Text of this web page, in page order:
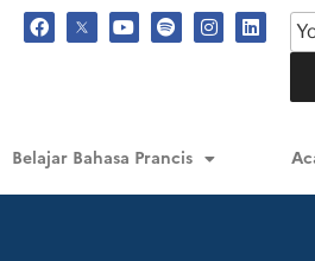
Belajar Bahasa Prancis